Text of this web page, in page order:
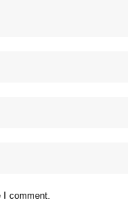
I comment.